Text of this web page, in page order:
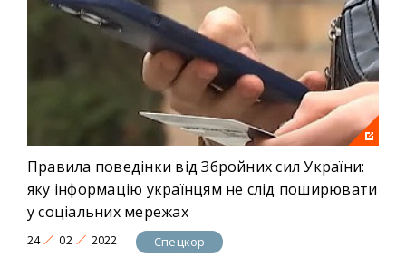
Правила поведінки від Збройних сил України:
яку інформацію українцям не слід поширювати
у соціальних мережах
24 02 2022 Спецкор